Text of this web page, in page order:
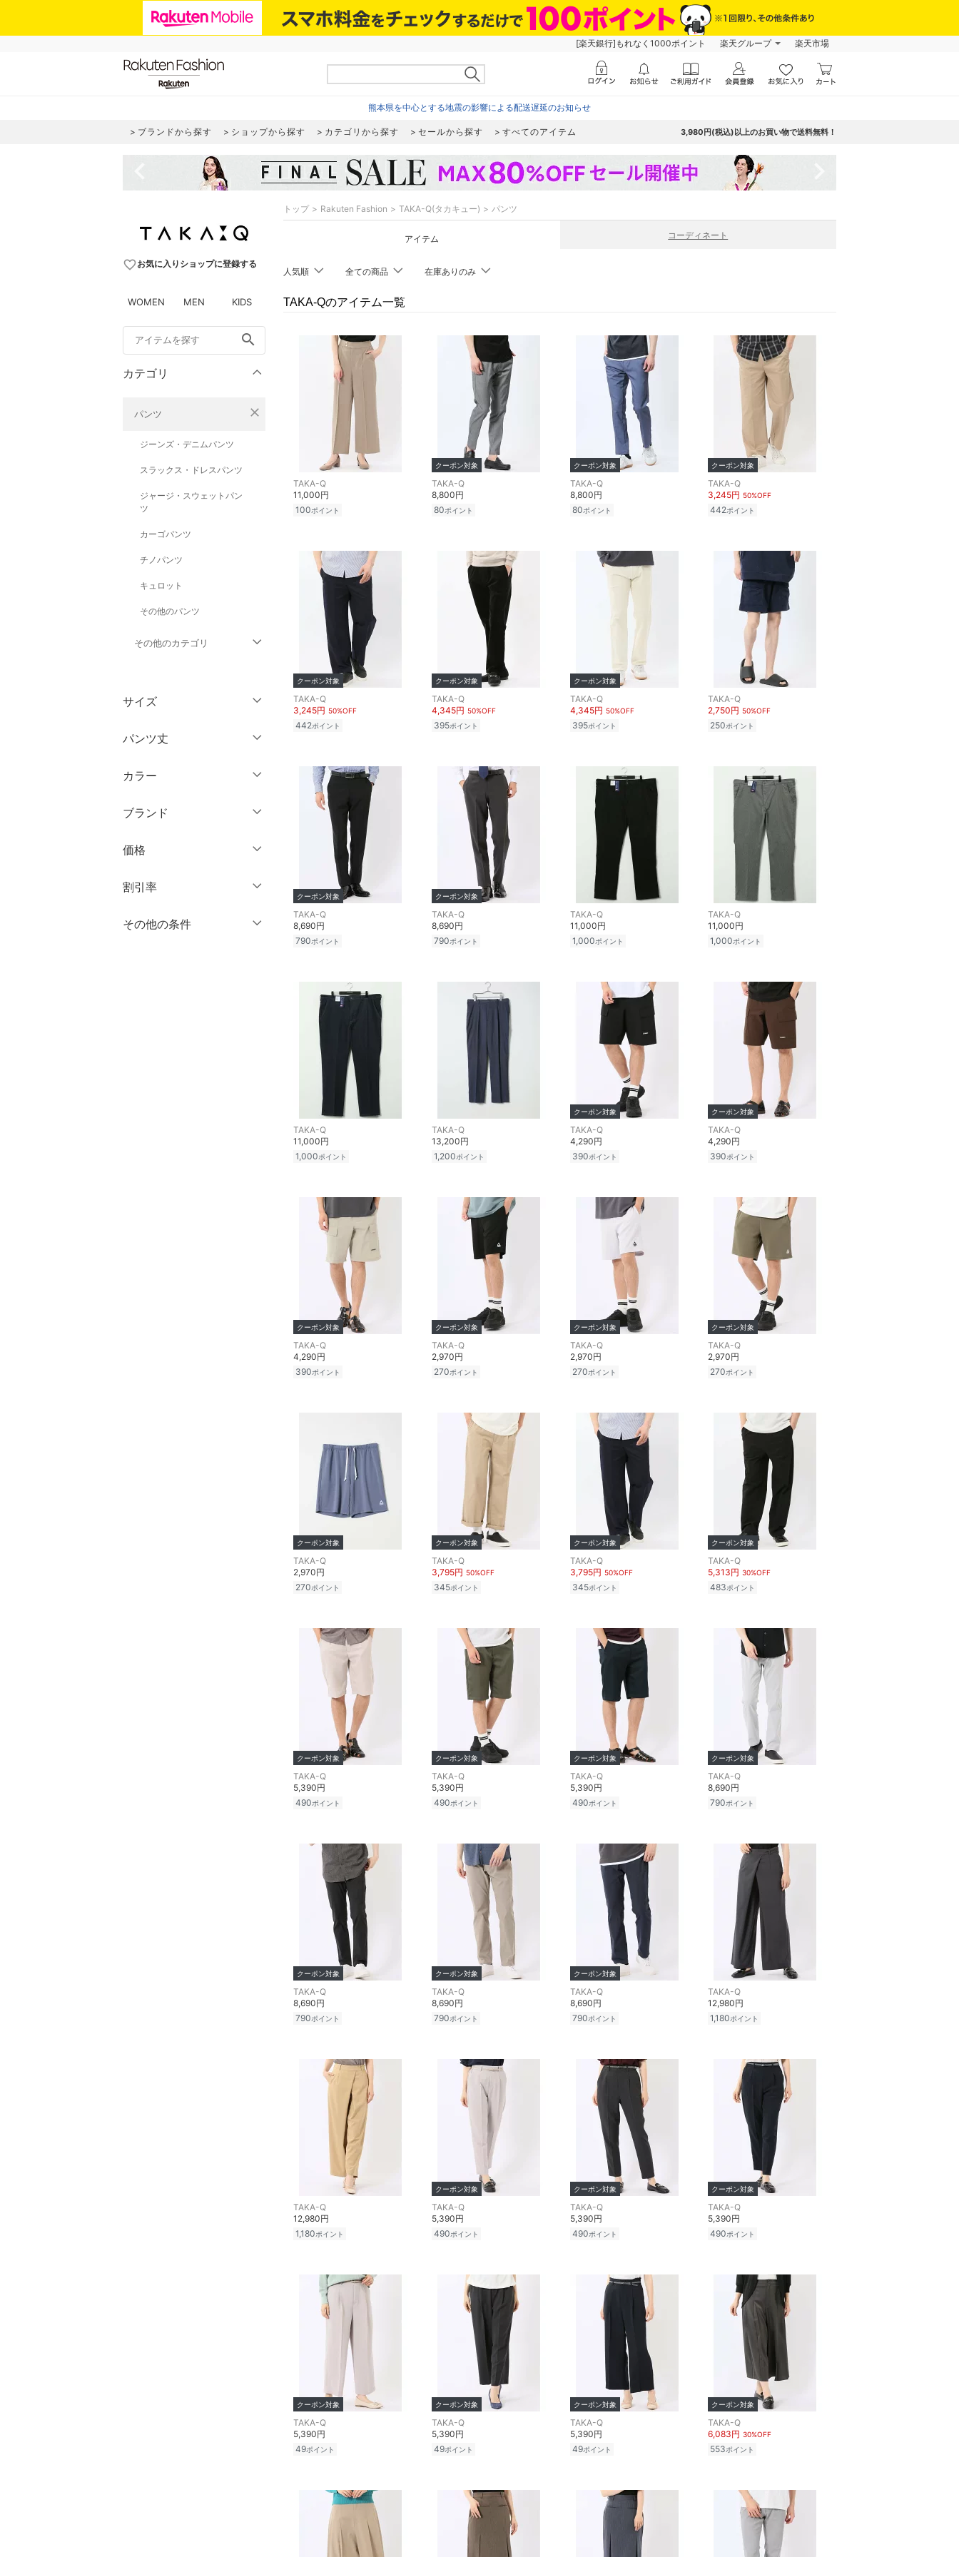
[楽天銀行]もれなく1000ポイント 楽天グループ 楽天市場
熊本県を中心とする地震の影響による配送遅延のお知らせ
ブランドから探す ショップから探す カテゴリから探す セールから探す すべてのアイテム 3,980円(税込)以上のお買い物で送料無料！
favorite_borderお気に入りショップに登録する
WOMEN MEN KIDS
search
カテゴリ
パンツ close
ジーンズ・デニムパンツ
スラックス・ドレスパンツ
ジャージ・スウェットパン
ツ
カーゴパンツ
チノパンツ
キュロット
その他のパンツ
その他のカテゴリ
ジャケット・アウター
ワンピース・ドレス
スカート
オールインワン・オーバ
バッグ
シューズ・靴
インナー・ルームウェア
サイズ
ウェア（S/M/L）
M
XL
パンツ丈
～ 3分丈
5分丈・ハーフ
10分丈
12分丈 ～
クリア 絞り込み
カラー
クリア
ブランド
価格
絞り込み
割引率
％OFF～ ％OFF
その他の条件
トップ Rakuten Fashion TAKA-Q(タカキュー) パンツ
アイテム コーディネート
人気順 全ての商品 在庫ありのみ
TAKA-Qのアイテム一覧
TAKA-Q
11,000円
100ポイント
クーポン対象
TAKA-Q
8,800円
80ポイント
クーポン対象
TAKA-Q
8,800円
80ポイント
クーポン対象
TAKA-Q
3,245円 50%OFF
442ポイント
クーポン対象
TAKA-Q
3,245円 50%OFF
442ポイント
クーポン対象
TAKA-Q
4,345円 50%OFF
395ポイント
クーポン対象
TAKA-Q
4,345円 50%OFF
395ポイント
TAKA-Q
2,750円 50%OFF
250ポイント
クーポン対象
TAKA-Q
8,690円
790ポイント
クーポン対象
TAKA-Q
8,690円
790ポイント
TAKA-Q
11,000円
1,000ポイント
TAKA-Q
11,000円
1,000ポイント
TAKA-Q
11,000円
1,000ポイント
TAKA-Q
13,200円
1,200ポイント
クーポン対象
TAKA-Q
4,290円
390ポイント
クーポン対象
TAKA-Q
4,290円
390ポイント
クーポン対象
TAKA-Q
4,290円
390ポイント
クーポン対象
TAKA-Q
2,970円
270ポイント
クーポン対象
TAKA-Q
2,970円
270ポイント
クーポン対象
TAKA-Q
2,970円
270ポイント
クーポン対象
TAKA-Q
2,970円
270ポイント
クーポン対象
TAKA-Q
3,795円 50%OFF
345ポイント
クーポン対象
TAKA-Q
3,795円 50%OFF
345ポイント
クーポン対象
TAKA-Q
5,313円 30%OFF
483ポイント
クーポン対象
TAKA-Q
5,390円
490ポイント
クーポン対象
TAKA-Q
5,390円
490ポイント
クーポン対象
TAKA-Q
5,390円
490ポイント
クーポン対象
TAKA-Q
8,690円
790ポイント
クーポン対象
TAKA-Q
8,690円
790ポイント
クーポン対象
TAKA-Q
8,690円
790ポイント
クーポン対象
TAKA-Q
8,690円
790ポイント
TAKA-Q
12,980円
1,180ポイント
TAKA-Q
12,980円
1,180ポイント
クーポン対象
TAKA-Q
5,390円
490ポイント
クーポン対象
TAKA-Q
5,390円
490ポイント
クーポン対象
TAKA-Q
5,390円
490ポイント
クーポン対象
TAKA-Q
5,390円
49ポイント
クーポン対象
TAKA-Q
5,390円
49ポイント
クーポン対象
TAKA-Q
5,390円
49ポイント
クーポン対象
TAKA-Q
6,083円 30%OFF
553ポイント